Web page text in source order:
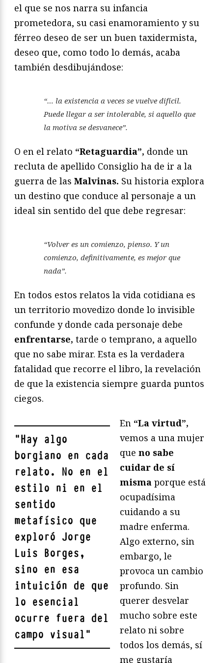
el que se nos narra su infancia
prometedora, su casi enamoramiento y su
férreo deseo de ser un buen taxidermista,
deseo que, como todo lo demás, acaba
también desdibujándose:
“… la existencia a veces se vuelve difícil.
Puede llegar a ser intolerable, si aquello que
la motiva se desvanece”.
O en el relato “Retaguardia”, donde un
recluta de apellido Consiglio ha de ir a la
guerra de las Malvinas. Su historia explora
un destino que conduce al personaje a un
ideal sin sentido del que debe regresar:
“Volver es un comienzo, pienso. Y un
comienzo, definitivamente, es mejor que
nada”.
En todos estos relatos la vida cotidiana es
un territorio movedizo donde lo invisible
confunde y donde cada personaje debe
enfrentarse, tarde o temprano, a aquello
que no sabe mirar. Esta es la verdadera
fatalidad que recorre el libro, la revelación
de que la existencia siempre guarda puntos
ciegos.
"Hay algo
borgiano en cada
relato. No en el
estilo ni en el
sentido
metafísico que
exploró Jorge
Luis Borges,
sino en esa
intuición de que
lo esencial
ocurre fuera del
campo visual"
En “La virtud”,
vemos a una mujer
que no sabe
cuidar de sí
misma porque está
ocupadísima
cuidando a su
madre enferma.
Algo externo, sin
embargo, le
provoca un cambio
profundo. Sin
querer desvelar
mucho sobre este
relato ni sobre
todos los demás, sí
me gustaría